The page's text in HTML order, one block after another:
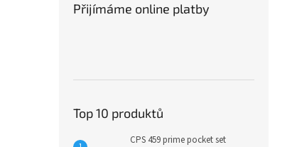
Přijímáme online platby
Top 10 produktů
CPS 459 prime pocket set